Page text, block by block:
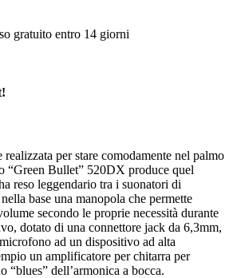
gratuito entro 14 giorni
per stare comodamente nel palmo
“Green Bullet” 520DX produce quel
reso leggendario tra i suonatori di
base una manopola che permette
secondo le proprie necessità durante
dotato di una connettore jack da 6,3mm,
ad un dispositivo ad alta
un amplificatore per chitarra per
“blues” dell’armonica a bocca.